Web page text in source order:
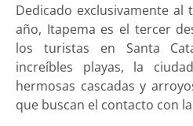
Dedicado exclusivamente
año, Itapema es el tercer
los turistas en Santa
increíbles playas, la
hermosas cascadas y
que buscan el contacto con